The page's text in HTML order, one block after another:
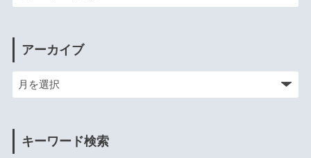
アーカイブ
キーワード検索